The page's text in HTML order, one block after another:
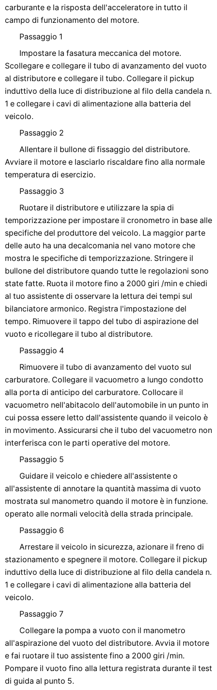
carburante e la risposta dell'acceleratore in tutto il
campo di funzionamento del motore.
Passaggio 1
Impostare la fasatura meccanica del motore.
Scollegare e collegare il tubo di avanzamento del vuoto
al distributore e collegare il tubo. Collegare il pickup
induttivo della luce di distribuzione al filo della candela n.
1 e collegare i cavi di alimentazione alla batteria del
veicolo.
Passaggio 2
Allentare il bullone di fissaggio del distributore.
Avviare il motore e lasciarlo riscaldare fino alla normale
temperatura di esercizio.
Passaggio 3
Ruotare il distributore e utilizzare la spia di
temporizzazione per impostare il cronometro in base alle
specifiche del produttore del veicolo. La maggior parte
delle auto ha una decalcomania nel vano motore che
mostra le specifiche di temporizzazione. Stringere il
bullone del distributore quando tutte le regolazioni sono
state fatte. Ruota il motore fino a 2000 giri /min e chiedi
al tuo assistente di osservare la lettura dei tempi sul
bilanciatore armonico. Registra l'impostazione del
tempo. Rimuovere il tappo del tubo di aspirazione del
vuoto e ricollegare il tubo al distributore.
Passaggio 4
Rimuovere il tubo di avanzamento del vuoto sul
carburatore. Collegare il vacuometro a lungo condotto
alla porta di anticipo del carburatore. Collocare il
vacuometro nell'abitacolo dell'automobile in un punto in
cui possa essere letto dall'assistente quando il veicolo è
in movimento. Assicurarsi che il tubo del vacuometro non
interferisca con le parti operative del motore.
Passaggio 5
Guidare il veicolo e chiedere all'assistente o
all'assistente di annotare la quantità massima di vuoto
mostrata sul manometro quando il motore è in funzione.
operato alle normali velocità della strada principale.
Passaggio 6
Arrestare il veicolo in sicurezza, azionare il freno di
stazionamento e spegnere il motore. Collegare il pickup
induttivo della luce di distribuzione al filo della candela n.
1 e collegare i cavi di alimentazione alla batteria del
veicolo.
Passaggio 7
Collegare la pompa a vuoto con il manometro
all'aspirazione del vuoto del distributore. Avvia il motore
e fai ruotare il tuo assistente fino a 2000 giri /min.
Pompare il vuoto fino alla lettura registrata durante il test
di guida al punto 5.